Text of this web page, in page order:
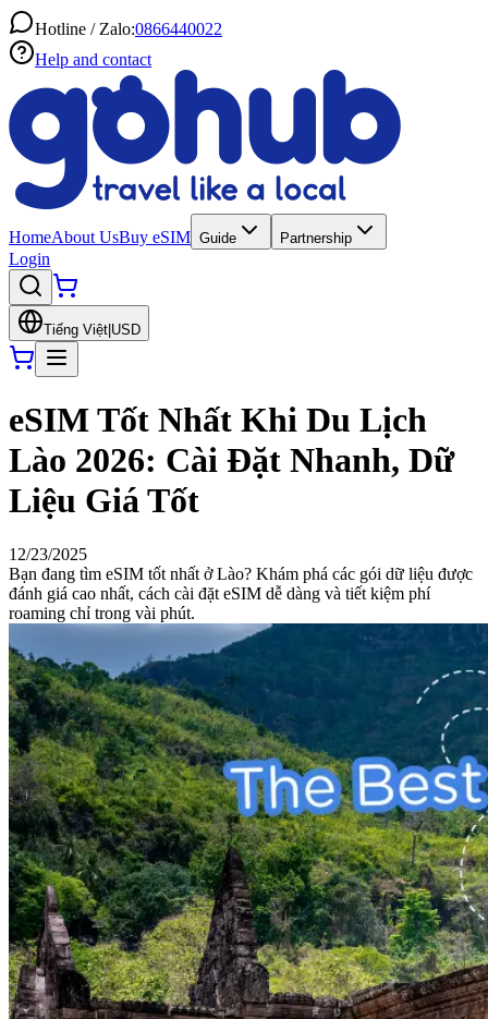
Hotline / Zalo:0866440022
Help and contact
HomeAbout UsBuy eSIM Guide Partnership
Login
Tiếng Việt USD
eSIM Tốt Nhất Khi Du Lịch
Lào 2026: Cài Đặt Nhanh, Dữ
Liệu Giá Tốt
12/23/2025
Bạn đang tìm eSIM tốt nhất ở Lào? Khám phá các gói dữ liệu được
đánh giá cao nhất, cách cài đặt eSIM dễ dàng và tiết kiệm phí
roaming chỉ trong vài phút.